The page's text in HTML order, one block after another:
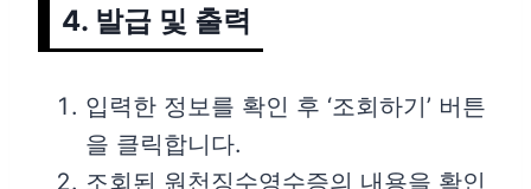
4. 발급 및 출력
입력한 정보를 확인 후 ‘조회하기’ 버튼
을 클릭합니다.
조회된 원천징수영수증의 내용을 확인